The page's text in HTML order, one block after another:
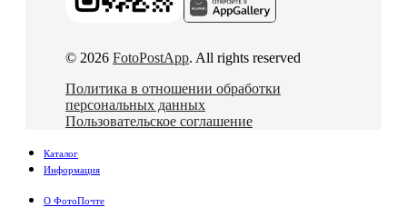
© 2026 FotoPostApp. All rights reserved
Политика в отношении обработки
персональных данных
Пользовательское соглашение
Каталог
Информация
О ФотоПочте